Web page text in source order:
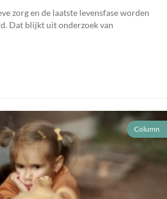
zorg en de laatste levensfase worden
Dat blijkt uit onderzoek van
Column